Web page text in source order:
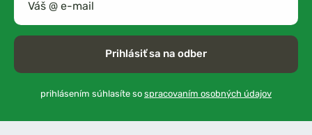
Prihlásiť sa na odber
prihlásením súhlasíte so spracovaním osobných údajov